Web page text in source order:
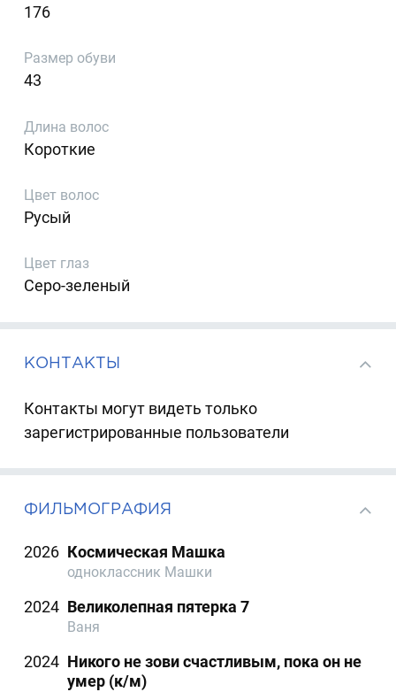
176
Размер обуви
43
Длина волос
Короткие
Цвет волос
Русый
Цвет глаз
Серо-зеленый
КОНТАКТЫ
Контакты могут видеть только
зарегистрированные пользователи
ФИЛЬМОГРАФИЯ
2026 Космическая Машка
одноклассник Машки
2024 Великолепная пятерка 7
Ваня
2024 Никого не зови счастливым, пока он не
умер (к/м)